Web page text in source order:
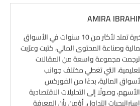
AMIRA
بخبرة تمتد لأكثر من 10 سنوات في الأسواق
وصناعة المحتوى المالي، كتبت وعرّبت
مجموعة واسعة من المقالات
التي تغطي مختلف جوانب
المالية، بدءًا من الفوركس
وصولًا إلى التحليلات الاقتصادية
التداول. أؤمن بأن المعرفة